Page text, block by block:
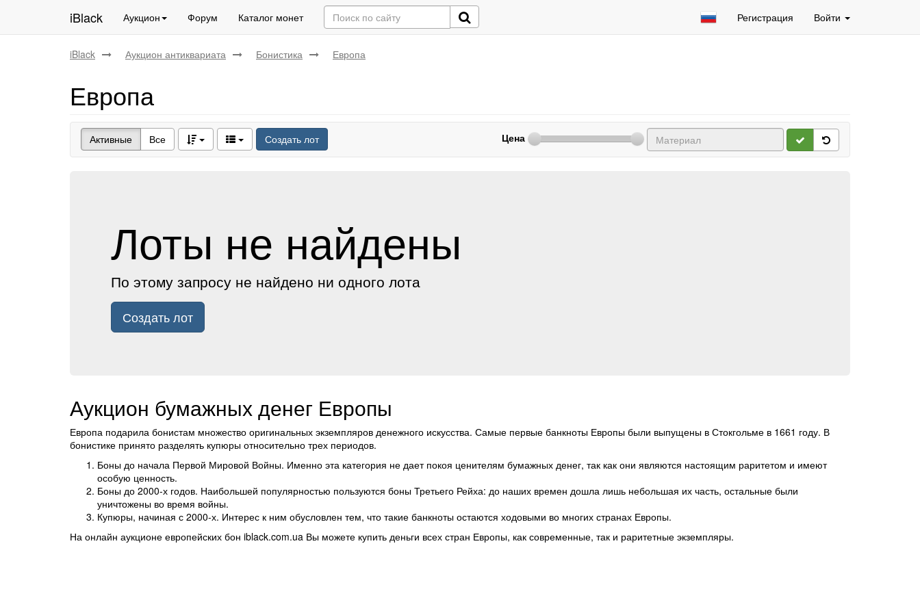
iBlack Аукцион Форум Каталог монет Регистрация Войти
iBlack Аукцион антиквариата Бонистика Европа
Европа
Активные Все Создать лот Цена
Лоты не найдены
По этому запросу не найдено ни одного лота
Создать лот
Аукцион бумажных денег Европы
Европа подарила бонистам множество оригинальных экземпляров денежного искусства. Самые первые банкноты Европы были выпущены в Стокгольме в 1661 году. В
бонистике принято разделять купюры относительно трех периодов.
Боны до начала Первой Мировой Войны. Именно эта категория не дает покоя ценителям бумажных денег, так как они являются настоящим раритетом и имеют
особую ценность.
Боны до 2000-х годов. Наибольшей популярностью пользуются боны Третьего Рейха: до наших времен дошла лишь небольшая их часть, остальные были
уничтожены во время войны.
Купюры, начиная с 2000-х. Интерес к ним обусловлен тем, что такие банкноты остаются ходовыми во многих странах Европы.
На онлайн аукционе европейских бон iblack.com.ua Вы можете купить деньги всех стран Европы, как современные, так и раритетные экземпляры.